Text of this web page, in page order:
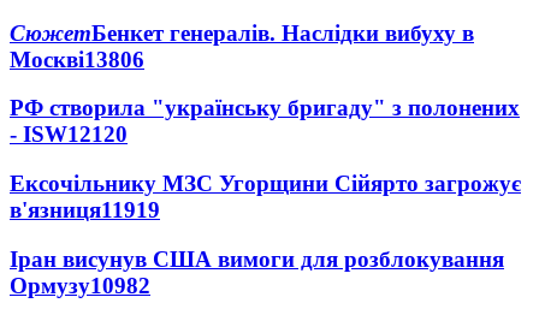
СюжетБенкет генералів. Наслідки вибуху в
Москві13806
РФ створила "українську бригаду" з полонених
- ISW12120
Ексочільнику МЗС Угорщини Сійярто загрожує
в'язниця11919
Іран висунув США вимоги для розблокування
Ормузу10982